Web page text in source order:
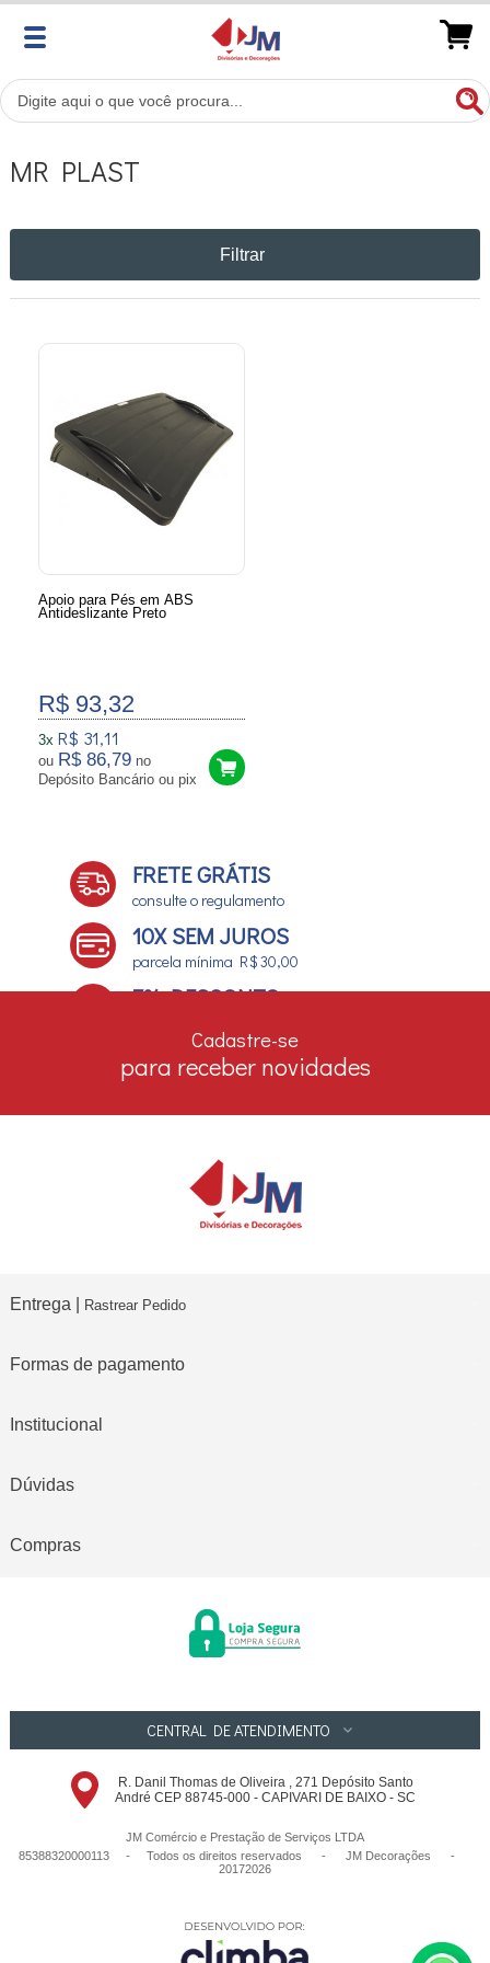
MR PLAST
Filtrar
Apoio para Pés em ABS
Antideslizante Preto
R$ 93,32
3x R$ 31,11
ou R$ 86,79 no
Depósito Bancário ou pix
FRETE GRÁTIS
consulte o regulamento
10X SEM JUROS
parcela mínima R$ 30,00
7% DESCONTO
Cadastre-se
para receber novidades
Entrega | Rastrear Pedido
Formas de pagamento
Institucional
Dúvidas
Compras
CENTRAL DE ATENDIMENTO
R. Danil Thomas de Oliveira , 271 Depósito Santo
André CEP 88745-000 - CAPIVARI DE BAIXO - SC
JM Comércio e Prestação de Serviços LTDA
85388320000113 - Todos os direitos reservados
- JM Decorações
-
20172026